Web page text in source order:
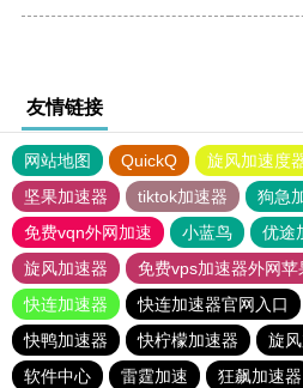
友情链接
网站地图 QuickQ 旋风加速度
坚果加速器
tiktok加速器
狗急
免费vqn外网加速
小蓝鸟 优途
旋风加速器
免费vps加速器外网苹
快连加速器
快连加速器官网入口
快鸭加速器
快柠檬加速器 旋
软件中心
雷霆加速 狂飙加速器